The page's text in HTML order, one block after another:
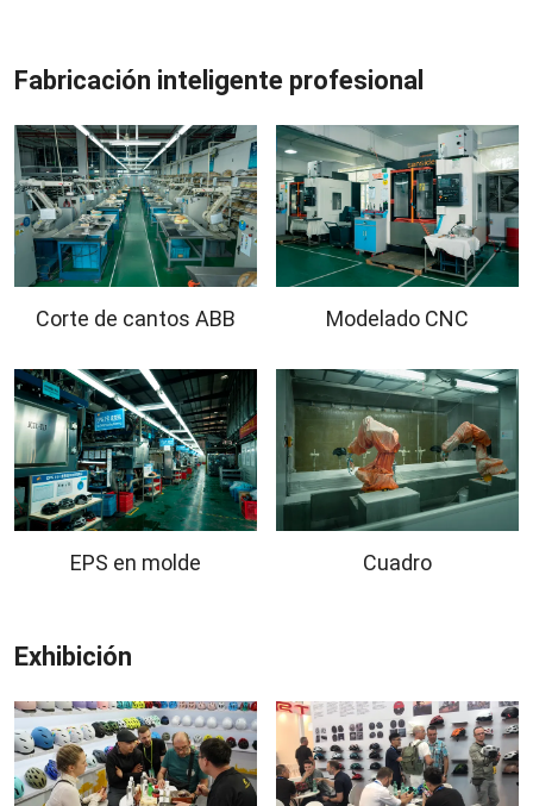
Fabricación inteligente profesional
Corte de cantos ABB Modelado CNC
EPS en molde Cuadro
Exhibición